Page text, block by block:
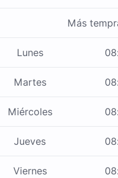
Más
Lunes
Martes
Miércoles
Jueves
Viernes